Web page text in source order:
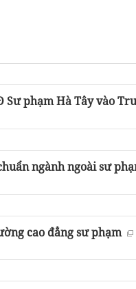
Sư phạm Hà Tây vào
ngành ngoài sư
cao đẳng sư phạm